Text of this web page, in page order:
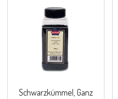
Schwarzkümmel, Ganz